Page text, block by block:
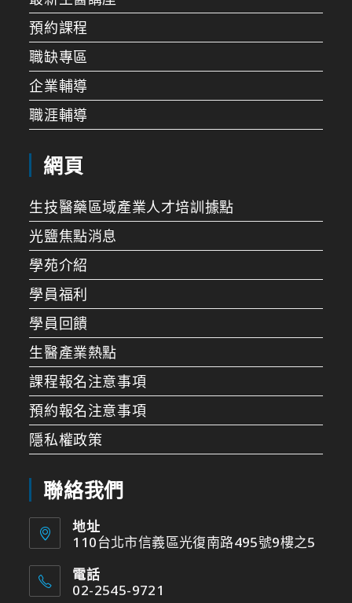
預約課程
職缺專區
企業輔導
職涯輔導
網頁
生技醫藥區域產業人才培訓據點
光鹽焦點消息
學苑介紹
學員福利
學員回饋
生醫產業熱點
課程報名注意事項
預約報名注意事項
隱私權政策
聯絡我們
地址
110台北市信義區光復南路495號9樓之5
電話
02-2545-9721